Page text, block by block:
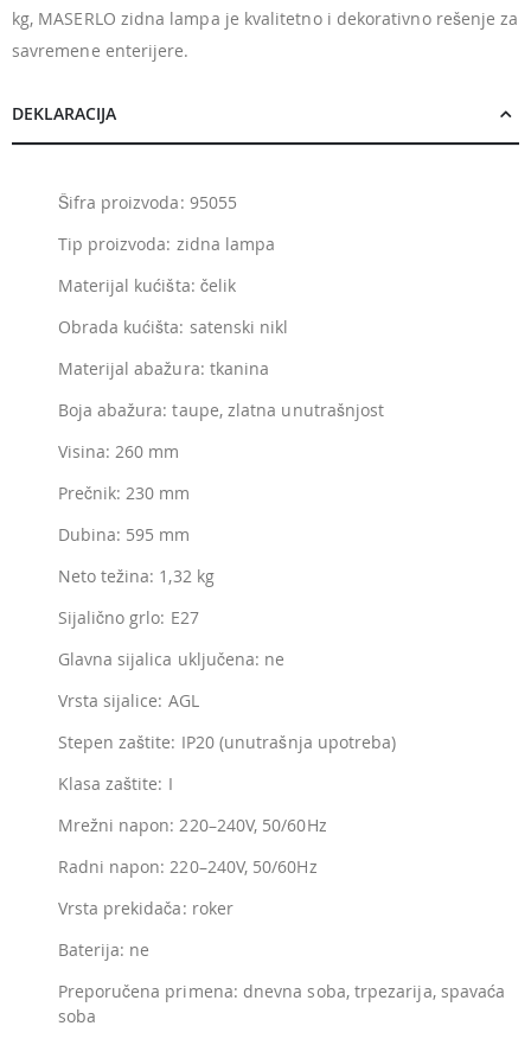
kg, MASERLO zidna lampa je kvalitetno i dekorativno rešenje za
savremene enterijere.
DEKLARACIJA
Šifra proizvoda: 95055
Tip proizvoda: zidna lampa
Materijal kućišta: čelik
Obrada kućišta: satenski nikl
Materijal abažura: tkanina
Boja abažura: taupe, zlatna unutrašnjost
Visina: 260 mm
Prečnik: 230 mm
Dubina: 595 mm
Neto težina: 1,32 kg
Sijalično grlo: E27
Glavna sijalica uključena: ne
Vrsta sijalice: AGL
Stepen zaštite: IP20 (unutrašnja upotreba)
Klasa zaštite: I
Mrežni napon: 220–240V, 50/60Hz
Radni napon: 220–240V, 50/60Hz
Vrsta prekidača: roker
Baterija: ne
Preporučena primena: dnevna soba, trpezarija, spavaća
soba